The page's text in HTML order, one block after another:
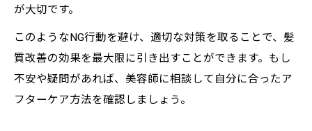
が大切です。
このようなNG行動を避け、適切な対策を取ることで、髪
質改善の効果を最大限に引き出すことができます。もし
不安や疑問があれば、美容師に相談して自分に合ったア
フターケア方法を確認しましょう。